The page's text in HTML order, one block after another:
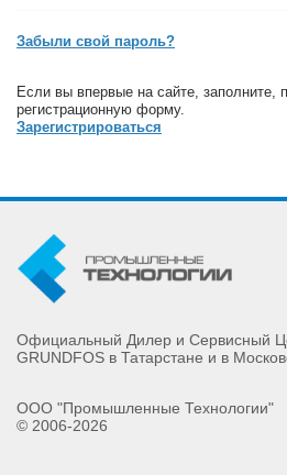
Забыли свой пароль?
Если вы впервые на сайте, заполните,
регистрационную форму.
Зарегистрироваться
Официальный Дилер и Сервисный
GRUNDFOS в Татарстане и в
ООО "Промышленные Технологии"
© 2006-2026